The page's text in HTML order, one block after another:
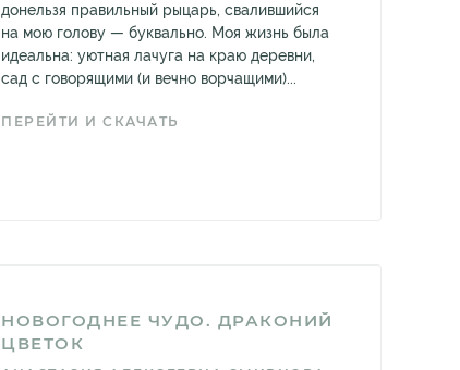
донельзя правильный рыцарь, свалившийся
на мою голову — буквально. Моя жизнь была
идеальна: уютная лачуга на краю деревни,
сад с говорящими (и вечно ворчащими)...
ПЕРЕЙТИ И СКАЧАТЬ
НОВОГОДНЕЕ ЧУДО. ДРАКОНИЙ
ЦВЕТОК